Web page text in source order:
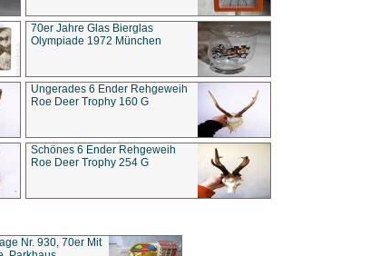
70er Jahre Glas Bierglas
Olympiade 1972 München
Ungerades 6 Ender Rehgeweih
Roe Deer Trophy 160 G
Schönes 6 Ender Rehgeweih
Roe Deer Trophy 254 G
Nr. 930, 70er Mit